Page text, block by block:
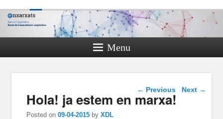
Menu
Post navigation
← Previous Next →
Hola! ja estem en marxa!
Posted on09-04-2015 byXDL